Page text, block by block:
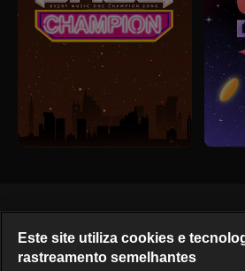
Português
Este site utiliza cookies e
rastreamento semelhantes